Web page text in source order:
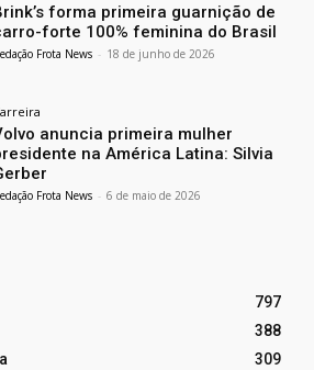
forma primeira guarnição de
forte 100% feminina do Brasil
Frota News - 18 de junho de 2026
anuncia primeira mulher
na América Latina: Silvia
Frota News - 6 de maio de 2026
797
388
309